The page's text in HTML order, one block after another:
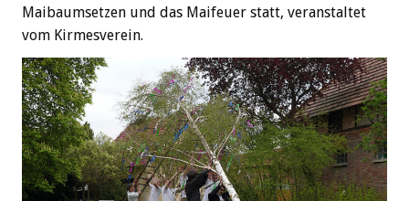
Maibaumsetzen und das Maifeuer statt, veranstaltet
vom Kirmesverein.